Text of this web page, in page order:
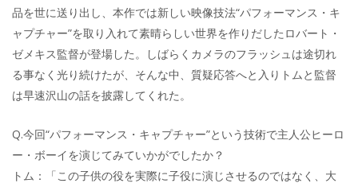
品を世に送り出し、本作では新しい映像技法“パフォーマンス・キ
ャプチャー”を取り入れて素晴らしい世界を作りだしたロバート・
ゼメキス監督が登場した。しばらくカメラのフラッシュは途切れ
る事なく光り続けたが、そんな中、質疑応答へと入りトムと監督
は早速沢山の話を披露してくれた。
Q.今回“パフォーマンス・キャプチャー”という技術で主人公ヒーロ
ー・ボーイを演じてみていかがでしたか？
トム：「この子供の役を実際に子役に演じさせるのではなく、大